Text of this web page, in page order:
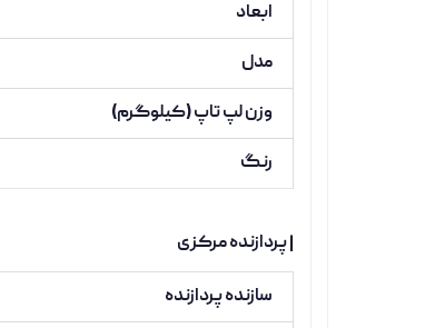
ابعاد
مدل
وزن لپ تاپ (کیلوگرم)
رنگ
| پردازنده مرکزی
سازنده پردازنده